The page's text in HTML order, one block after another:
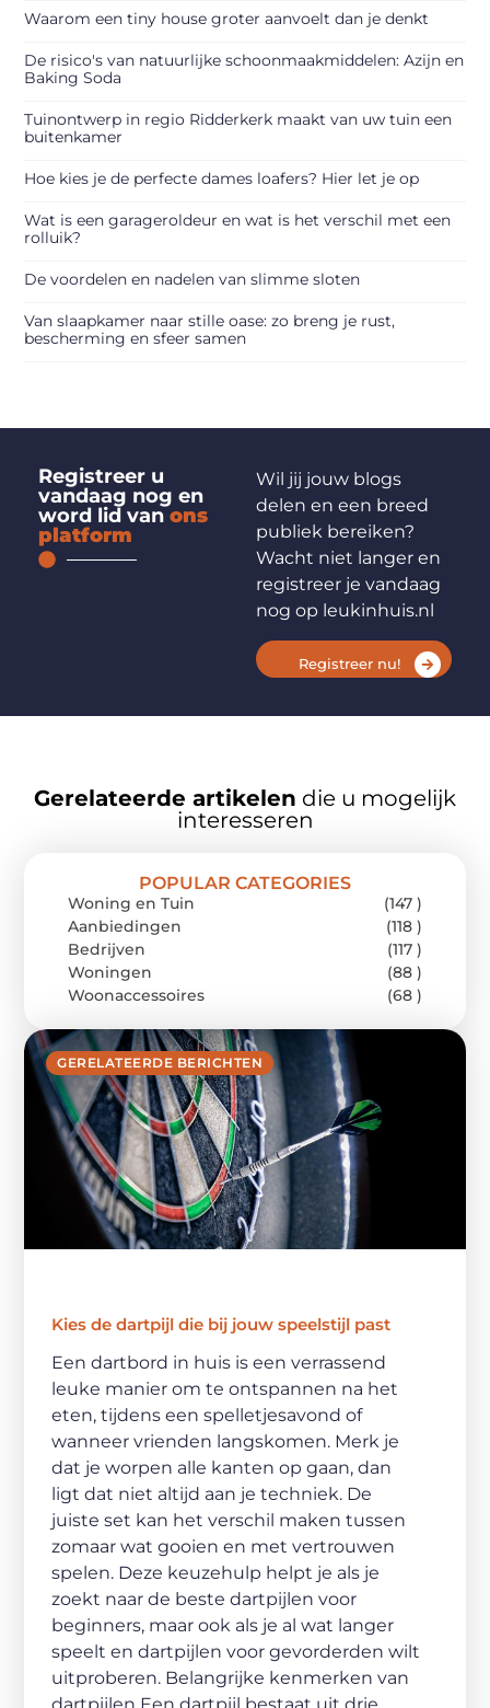
Waarom een tiny house groter aanvoelt dan je denkt
De risico's van natuurlijke schoonmaakmiddelen: Azijn en
Baking Soda
Tuinontwerp in regio Ridderkerk maakt van uw tuin een
buitenkamer
Hoe kies je de perfecte dames loafers? Hier let je op
Wat is een garageroldeur en wat is het verschil met een
rolluik?
De voordelen en nadelen van slimme sloten
Van slaapkamer naar stille oase: zo breng je rust,
bescherming en sfeer samen
Registreer u
vandaag nog en
word lid van ons
platform
Wil jij jouw blogs
delen en een breed
publiek bereiken?
Wacht niet langer en
registreer je vandaag
nog op leukinhuis.nl
Registreer nu!
Gerelateerde artikelen die u mogelijk
interesseren
GERELATEERDE BERICHTEN
Kies de dartpijl die bij jouw speelstijl past
Een dartbord in huis is een verrassend
leuke manier om te ontspannen na het
eten, tijdens een spelletjesavond of
wanneer vrienden langskomen. Merk je
dat je worpen alle kanten op gaan, dan
ligt dat niet altijd aan je techniek. De
juiste set kan het verschil maken tussen
zomaar wat gooien en met vertrouwen
spelen. Deze keuzehulp helpt je als je
zoekt naar de beste dartpijlen voor
beginners, maar ook als je al wat langer
speelt en dartpijlen voor gevorderden wilt
uitproberen. Belangrijke kenmerken van
POPULAR CATEGORIES
Woning en Tuin
(147 )
Aanbiedingen
(118 )
Bedrijven
(117 )
Woningen
(88 )
Woonaccessoires
(68 )